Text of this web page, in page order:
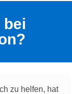
bei
zu helfen, hat